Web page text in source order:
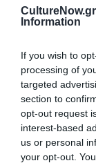
Information
If you wish to
processing of
targeted
section to
opt-out request
interest-based
us or personal
your opt-out.
τον Δεκέμβριο,
Το 6ο Kinofest
συνδιοργάνωση
Γερμανίας,
με την
Film Office